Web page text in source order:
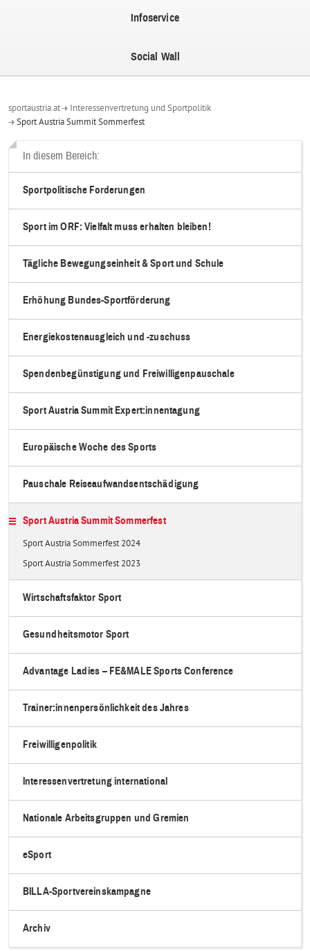
Infoservice
Social Wall
sportaustria.at
Interessenvertretung und Sportpolitik
Sport Austria Summit Sommerfest
In diesem Bereich:
Sportpolitische Forderungen
Sport im ORF: Vielfalt muss erhalten bleiben!
Tägliche Bewegungseinheit & Sport und Schule
Erhöhung Bundes-Sportförderung
Energiekostenausgleich und -zuschuss
Spendenbegünstigung und Freiwilligenpauschale
Sport Austria Summit Expert:innentagung
Europäische Woche des Sports
Pauschale Reiseaufwandsentschädigung
Sport Austria Summit Sommerfest
Sport Austria Sommerfest 2024
Sport Austria Sommerfest 2023
Wirtschaftsfaktor Sport
Gesundheitsmotor Sport
Advantage Ladies – FE&MALE Sports Conference
Trainer:innenpersönlichkeit des Jahres
Freiwilligenpolitik
Interessenvertretung international
Nationale Arbeitsgruppen und Gremien
eSport
BILLA-Sportvereinskampagne
Archiv